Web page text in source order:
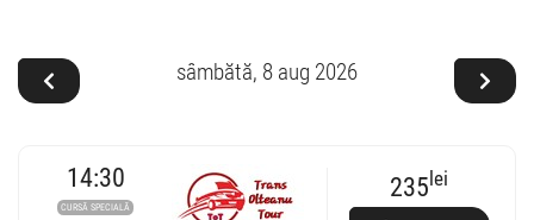
sâmbătă, 8 aug 2026
14:30
CURSĂ SPECIALĂ
235 lei